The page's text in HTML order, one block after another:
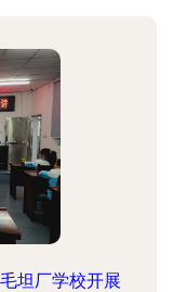
坦厂学校开展